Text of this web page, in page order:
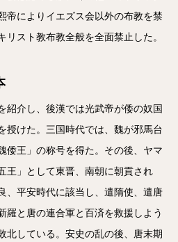
帝によりイエズス会以外の布教を禁
リスト教布教全般を全面禁止した。
紹介し、後漢では光武帝が倭の奴国
授けた。三国時代では、魏が邪馬台
倭王」の称号を得た。その後、ヤマ
王」として東晋、南朝に朝貢され
、平安時代に該当し、遣隋使、遣唐
羅と唐の連合軍と百済を救援しよう
北している。安史の乱の後、唐末期